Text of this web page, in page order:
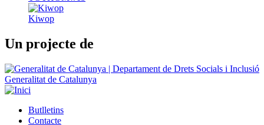
Generalitat de Catalunya
Peu
Butlletins
Contacte
Avís legal
Política de cookies
Mapa web
Declaració d'accessibilitat